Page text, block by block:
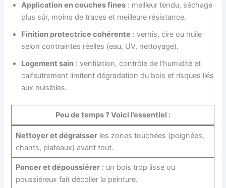
Application en couches fines : meilleur tendu, séchage
plus sûr, moins de traces et meilleure résistance.
Finition protectrice cohérente : vernis, cire ou huile
selon contraintes réelles (eau, UV, nettoyage).
Logement sain : ventilation, contrôle de l’humidité et
calfeutrement limitent dégradation du bois et risques liés
aux nuisibles.
Peu de temps ? Voici l’essentiel :
Nettoyer et dégraisserles zones touchées (poignées,
chants, plateaux) avant tout.
Poncer et dépoussiérer: un bois trop lisse ou
poussiéreux fait décoller la peinture.